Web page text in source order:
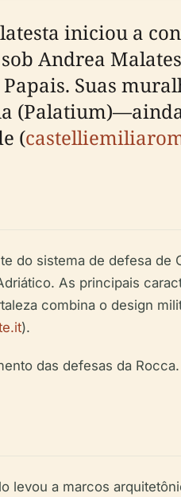
iniciou a
Andrea
Suas
(
do sistema de defesa de
As principais
combina o design
).
das defesas da Rocca.
levou a marcos